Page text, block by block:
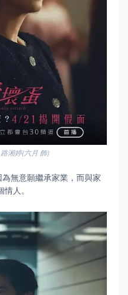
湘婷(六月 飾)
無意願繼承家業，而與家
人。